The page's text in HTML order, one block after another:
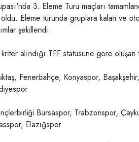
3. Eleme Turu maçları
Eleme turunda gruplara kalan ve
şekillendi.
kriter alındığı TFF statüsüne göre
Fenerbahçe, Konyaspor,
Bursaspor, Trabzonspor,
Elazığspor